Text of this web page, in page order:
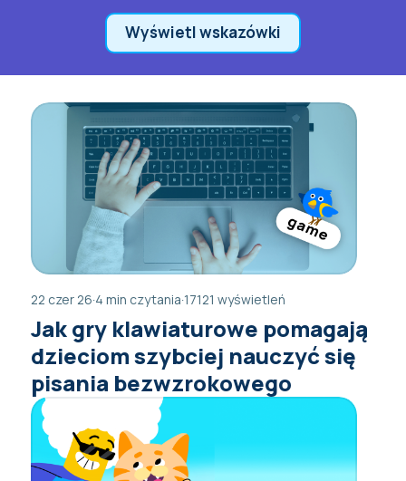
Wyświetl wskazówki
22 czer 26·4 min czytania·17121 wyświetleń
Jak gry klawiaturowe pomagają
dzieciom szybciej nauczyć się
pisania bezwzrokowego